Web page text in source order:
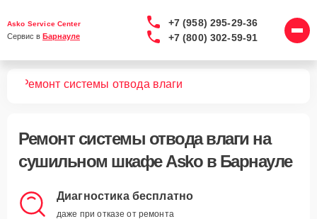
Asko Service Center
Сервис в Барнауле
+7 (958) 295-29-36
+7 (800) 302-59-91
Ремонт системы отводa влаги
Ремонт системы отвода влаги на
сушильном шкафе Asko в Барнауле
Диагностика бесплатно
даже при отказе от ремонта